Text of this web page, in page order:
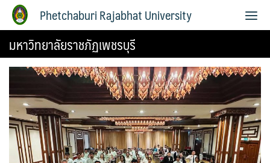
Phetchaburi Rajabhat University
มหาวิทยาลัยราชภัฏเพชรบุรี